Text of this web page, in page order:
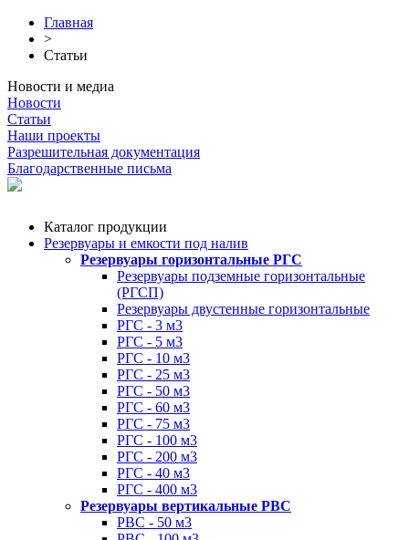
Главная
>
Статьи
Новости и медиа
Новости
Статьи
Наши проекты
Разрешительная документация
Благодарственные письма
Каталог продукции
Резервуары и емкости под налив
Резервуары горизонтальные РГС
Резервуары подземные горизонтальные
(РГСП)
Резервуары двустенные горизонтальные
РГС - 3 м3
РГС - 5 м3
РГС - 10 м3
РГС - 25 м3
РГС - 50 м3
РГС - 60 м3
РГС - 75 м3
РГС - 100 м3
РГС - 200 м3
РГС - 40 м3
РГС - 400 м3
Резервуары вертикальные РВС
РВС - 50 м3